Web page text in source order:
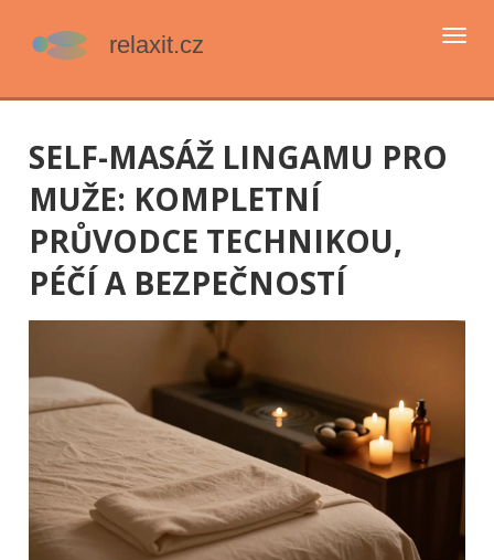
SELF-MASÁŽ LINGAMU PRO
MUŽE: KOMPLETNÍ
PRŮVODCE TECHNIKOU,
PÉČÍ A BEZPEČNOSTÍ